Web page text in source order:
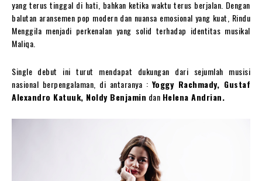
yang terus tinggal di hati, bahkan ketika waktu terus berjalan. Dengan
balutan aransemen pop modern dan nuansa emosional yang kuat, Rindu
Menggila menjadi perkenalan yang solid terhadap identitas musikal
Maliqa.
Single debut ini turut mendapat dukungan dari sejumlah musisi
nasional berpengalaman, di antaranya : Yoggy Rachmady, Gustaf
Alexandro Katuuk, Noldy Benjamin dan Helena Andrian.